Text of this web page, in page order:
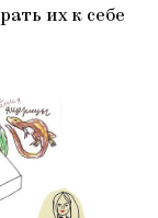
их к себе